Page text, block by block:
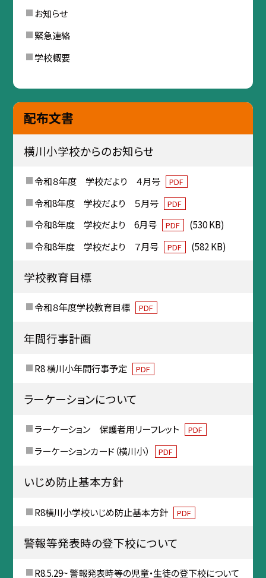
お知らせ
緊急連絡
学校概要
配布文書
横川小学校からのお知らせ
令和８年度 学校だより ４月号 PDF
令和8年度 学校だより ５月号 PDF
令和8年度 学校だより 6月号 PDF
(530 KB)
令和8年度 学校だより ７月号
PDF (582 KB)
学校教育目標
令和８年度学校教育目標 PDF
年間行事計画
R8 横川小年間行事予定 PDF
ラーケーションについて
ラーケーション 保護者用リーフレット PDF
ラーケーションカード（横川小） PDF
いじめ防止基本方針
R8横川小学校いじめ防止基本方針 PDF
警報等発表時の登下校について
R8.5.29~ 警報発表時等の児童・生徒の登下校について